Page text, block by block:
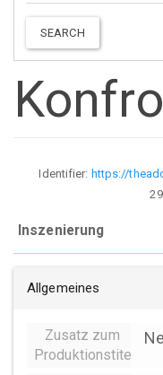
SEARCH
Identifier: https://
Inszenierung
Allgemeines
Zusatz zum
Produktionstitel